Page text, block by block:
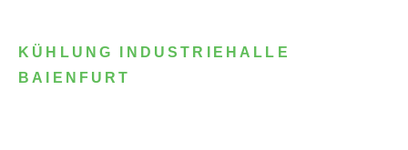
KÜHLUNG INDUSTRIEHALLE
BAIENFURT